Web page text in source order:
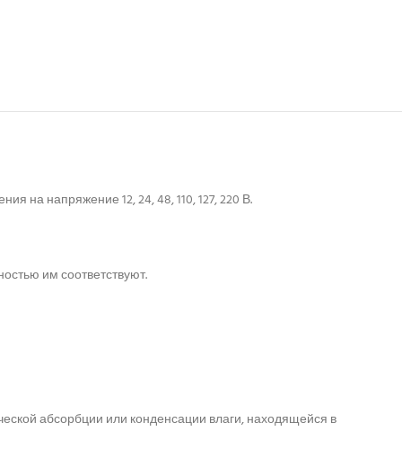
на напряжение 12, 24, 48, 110, 127, 220 В.
им соответствуют.
абсорбции или конденсации влаги, находящейся в